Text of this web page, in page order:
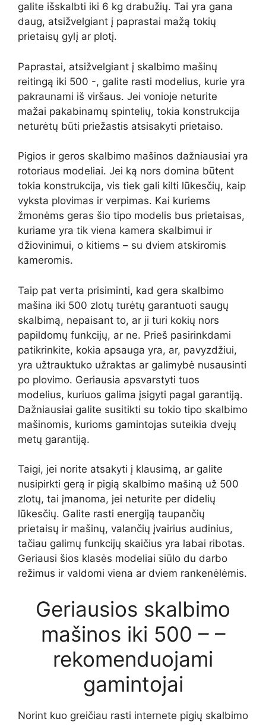
galite išskalbti iki 6 kg drabužių. Tai yra gana
daug, atsižvelgiant į paprastai mažą tokių
prietaisų gylį ar plotį.
Paprastai, atsižvelgiant į skalbimo mašinų
reitingą iki 500 -, galite rasti modelius, kurie yra
pakraunami iš viršaus. Jei vonioje neturite
mažai pakabinamų spintelių, tokia konstrukcija
neturėtų būti priežastis atsisakyti prietaiso.
Pigios ir geros skalbimo mašinos dažniausiai yra
rotoriaus modeliai. Jei ką nors domina būtent
tokia konstrukcija, vis tiek gali kilti lūkesčių, kaip
vyksta plovimas ir verpimas. Kai kuriems
žmonėms geras šio tipo modelis bus prietaisas,
kuriame yra tik viena kamera skalbimui ir
džiovinimui, o kitiems – su dviem atskiromis
kameromis.
Taip pat verta prisiminti, kad gera skalbimo
mašina iki 500 zlotų turėtų garantuoti saugų
skalbimą, nepaisant to, ar ji turi kokių nors
papildomų funkcijų, ar ne. Prieš pasirinkdami
patikrinkite, kokia apsauga yra, ar, pavyzdžiui,
yra užtrauktuko užraktas ar galimybė nusausinti
po plovimo. Geriausia apsvarstyti tuos
modelius, kuriuos galima įsigyti pagal garantiją.
Dažniausiai galite susitikti su tokio tipo skalbimo
mašinomis, kurioms gamintojas suteikia dvejų
metų garantiją.
Taigi, jei norite atsakyti į klausimą, ar galite
nusipirkti gerą ir pigią skalbimo mašiną už 500
zlotų, tai įmanoma, jei neturite per didelių
lūkesčių. Galite rasti energiją taupančių
prietaisų ir mašinų, valančių įvairius audinius,
tačiau galimų funkcijų skaičius yra labai ribotas.
Geriausi šios klasės modeliai siūlo du darbo
režimus ir valdomi viena ar dviem rankenėlėmis.
Geriausios skalbimo
mašinos iki 500 – –
rekomenduojami
gamintojai
Norint kuo greičiau rasti internete pigių skalbimo